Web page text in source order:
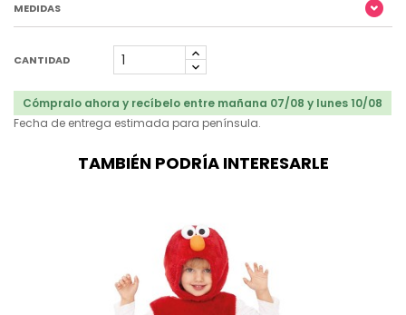
MEDIDAS
CANTIDAD
Cómpralo ahora y recíbelo entre mañana 07/08 y lunes 10/08
Fecha de entrega estimada para península.
TAMBIÉN PODRÍA INTERESARLE